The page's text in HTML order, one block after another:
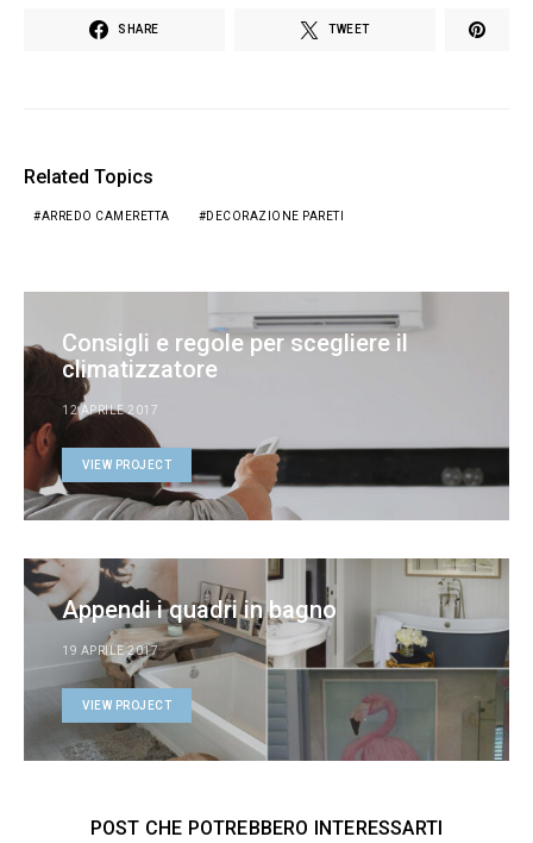
SHARE TWEET
Related Topics
ARREDO CAMERETTA DECORAZIONE PARETI
Consigli e regole per scegliere il
climatizzatore
12 APRILE 2017
VIEW PROJECT
Appendi i quadri in bagno
19 APRILE 2017
VIEW PROJECT
POST CHE POTREBBERO INTERESSARTI